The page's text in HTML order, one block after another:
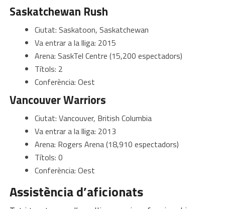
Saskatchewan Rush
Ciutat: Saskatoon, Saskatchewan
Va entrar a la lliga: 2015
Arena: SaskTel Centre (15,200 espectadors)
Títols: 2
Conferència: Oest
Vancouver Warriors
Ciutat: Vancouver, British Columbia
Va entrar a la lliga: 2013
Arena: Rogers Arena (18,910 espectadors)
Títols: 0
Conferència: Oest
Assistència d’aficionats